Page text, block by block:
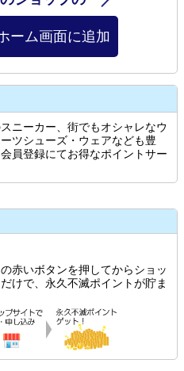
ーム画面に追加
ニーカー、街でもオシャレなウ
ツシューズ・ウェアなども豊
員登録にてお得なポイントサー
赤いボタンを押してからショッ
けで、永久不滅ポイントが貯ま